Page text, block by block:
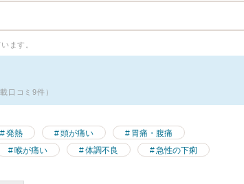
ます。
口コミ9件）
発熱 頭が痛い
胃痛・腹痛
喉が痛い 体調不良 急性の下痢